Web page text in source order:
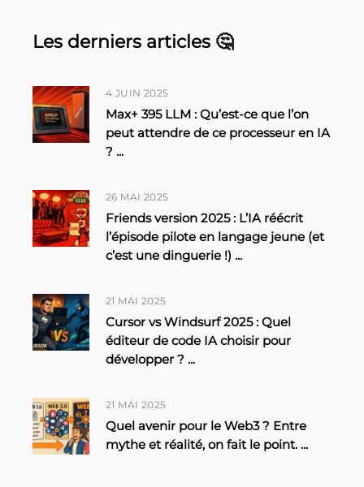
Les derniers articles 🤔
4 JUIN 2025
Max+ 395 LLM : Qu’est-ce que l’on
peut attendre de ce processeur en IA
? ...
26 MAI 2025
Friends version 2025 : L’IA réécrit
l’épisode pilote en langage jeune (et
c’est une dinguerie !) ...
21 MAI 2025
Cursor vs Windsurf 2025 : Quel
éditeur de code IA choisir pour
développer ? ...
21 MAI 2025
Quel avenir pour le Web3 ? Entre
mythe et réalité, on fait le point. ...